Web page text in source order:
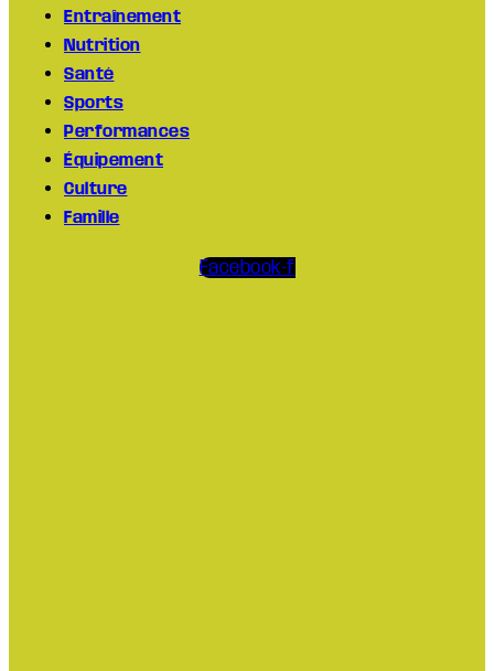
Entraînement
Nutrition
Santé
Sports
Performances
Équipement
Culture
Famille
Facebook-f